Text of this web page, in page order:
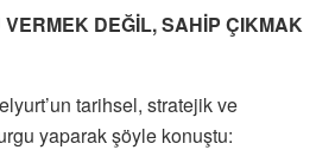
VERMEK DEĞİL, SAHİP ÇIKMAK
tarihsel, stratejik ve
yaparak şöyle konuştu: